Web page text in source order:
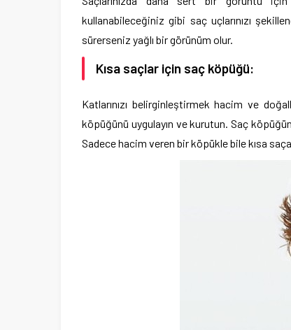
kullanabileceğiniz gibi saç uçlarınızı
sürerseniz yağlı bir görünüm olur.
Kısa saçlar için saç köpüğü:
Katlarınızı belirginleştirmek hacim ve
köpüğünü uygulayın ve kurutun. Saç
Sadece hacim veren bir köpükle bile kısa